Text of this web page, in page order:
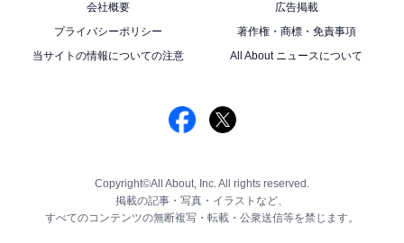
会社概要
広告掲載
プライバシーポリシー
著作権・商標・免責事項
当サイトの情報についての注意
All About ニュースについて
Copyright©All About, Inc. All rights reserved.
掲載の記事・写真・イラストなど、
すべてのコンテンツの無断複写・転載・公衆送信等を禁じます。